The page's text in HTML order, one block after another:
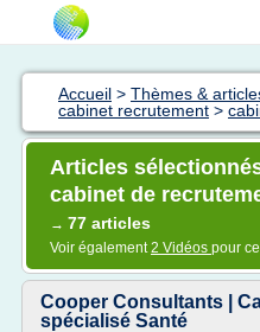
Accueil > Thèmes &
cabinet recrutement >
Articles
cabinet de
→ 77 articles
Voir également2 Vidéos pour
Cooper Consultants |
spécialisé Santé